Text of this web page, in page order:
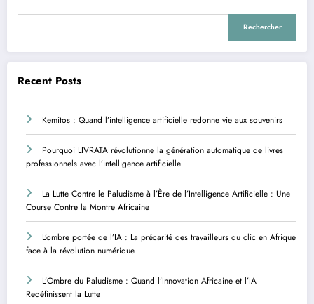
Rechercher
Recent Posts
Kemitos : Quand l’intelligence artificielle redonne vie aux souvenirs
Pourquoi LIVRATA révolutionne la génération automatique de livres
professionnels avec l’intelligence artificielle
La Lutte Contre le Paludisme à l’Ère de l’Intelligence Artificielle : Une
Course Contre la Montre Africaine
L’ombre portée de l’IA : La précarité des travailleurs du clic en Afrique
face à la révolution numérique
L’Ombre du Paludisme : Quand l’Innovation Africaine et l’IA
Redéfinissent la Lutte